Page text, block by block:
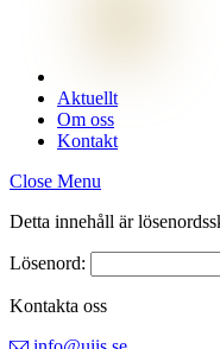
Aktuellt
Om oss
Kontakt
Close Menu
Detta innehåll är
Lösenord:
Kontakta oss